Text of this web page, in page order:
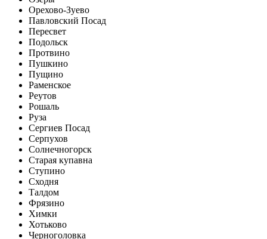
Орехово-Зуево
Павловский Посад
Пересвет
Подольск
Протвино
Пушкино
Пущино
Раменское
Реутов
Рошаль
Руза
Сергиев Посад
Серпухов
Солнечногорск
Старая купавна
Ступино
Сходня
Талдом
Фрязино
Химки
Хотьково
Черноголовка